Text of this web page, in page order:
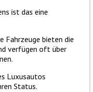
ist das eine
Fahrzeuge bieten die
verfügen oft über
Luxusautos
Status.